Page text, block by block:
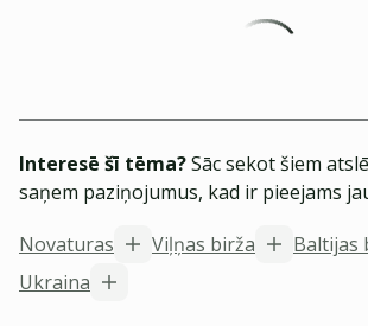
Interesē šī tēma?Sāc sekot šiem
saņem paziņojumus, kad ir pieejams
Novaturas
Viļņas birža
Baltijas
Ukraina